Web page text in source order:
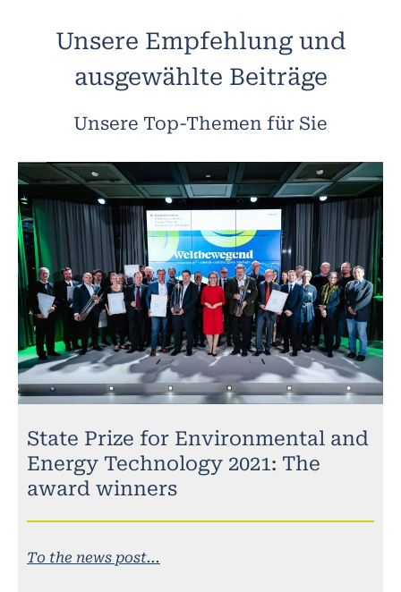
Unsere Empfehlung und
ausgewählte Beiträge
Unsere Top-Themen für Sie
State Prize for Environmental and
Energy Technology 2021: The
award winners
To the news post...